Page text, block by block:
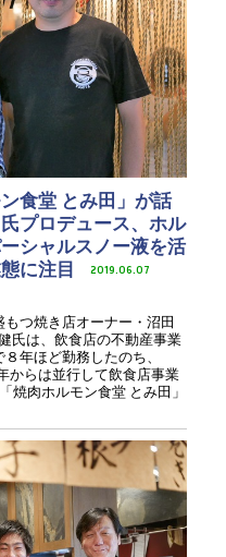
食堂 とみ田」が話
プロデュース、ホル
シャルスノー液を活
に注目
2019.06.07
つ焼き店オーナー・沼田
氏は、飲食店の不動産事業
年ほど勤務したのち、
からは並行して飲食店事業
焼肉ホルモン食堂 とみ田」